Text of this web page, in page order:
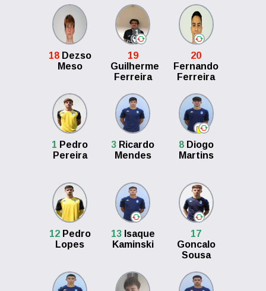
18Dezso
Meso
1
19
Guilherme
Ferreira
20
Fernando
Ferreira
1 Pedro
Pereira
3 Ricardo
Mendes
8Diogo
Martins
12Pedro
Lopes
13Isaque
Kaminski
17
Goncalo
Sousa